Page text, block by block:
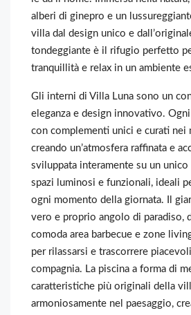
alberi di ginepro e un
villa dal design unico e
tondeggiante è il rifugio perfetto
tranquillità e relax in un ambiente
Gli interni di Villa Luna sono un
eleganza e design innovativo.
con complementi unici e curati nei
creando un’atmosfera raffinata e
sviluppata interamente su un
spazi luminosi e funzionali, ideali
ogni momento della giornata. Il
vero e proprio angolo di paradiso,
comoda area barbecue e zone
per rilassarsi e trascorrere
compagnia. La piscina a forma di
caratteristiche più originali della
armoniosamente nel paesaggio,